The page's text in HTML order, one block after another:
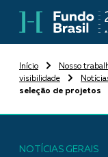
Início Nosso
visibilidade
seleção de projetos
NOTÍCIAS GERAIS